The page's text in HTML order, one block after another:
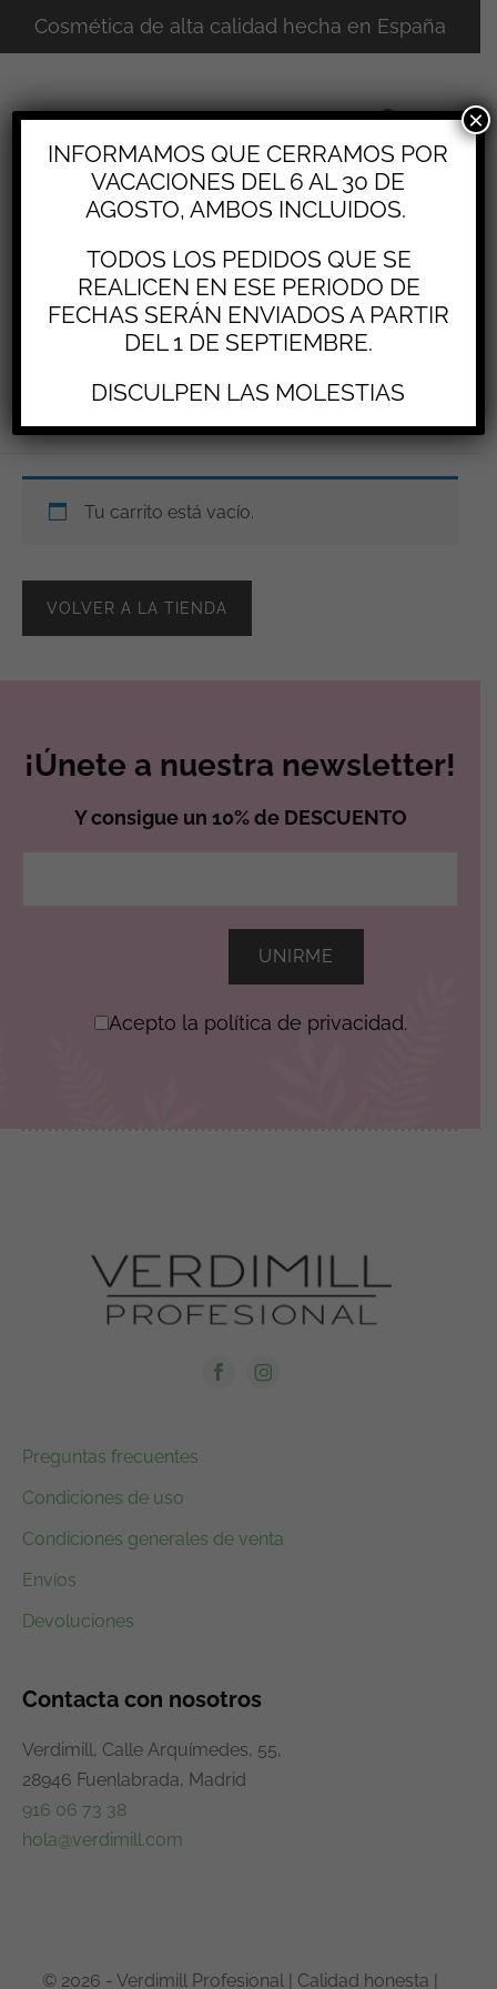
Cosmética de alta calidad hecha en España
Tu carrito está vacío.
VOLVER A LA TIENDA
¡Únete a nuestra newsletter!
Y consigue un 10% de DESCUENTO
Acepto la política de privacidad.
Preguntas frecuentes
Condiciones de uso
Condiciones generales de venta
Envíos
Devoluciones
Contacta con nosotros
Verdimill, Calle Arquímedes, 55,
28946 Fuenlabrada, Madrid
916 06 73 38
hola@verdimill.com
© 2026 - Verdimill Profesional | Calidad honesta |
INFORMAMOS QUE CERRAMOS POR
VACACIONES DEL 6 AL 30 DE
AGOSTO, AMBOS INCLUIDOS.
TODOS LOS PEDIDOS QUE SE
REALICEN EN ESE PERIODO DE
FECHAS SERÁN ENVIADOS A PARTIR
DEL 1 DE SEPTIEMBRE.
DISCULPEN LAS MOLESTIAS
×